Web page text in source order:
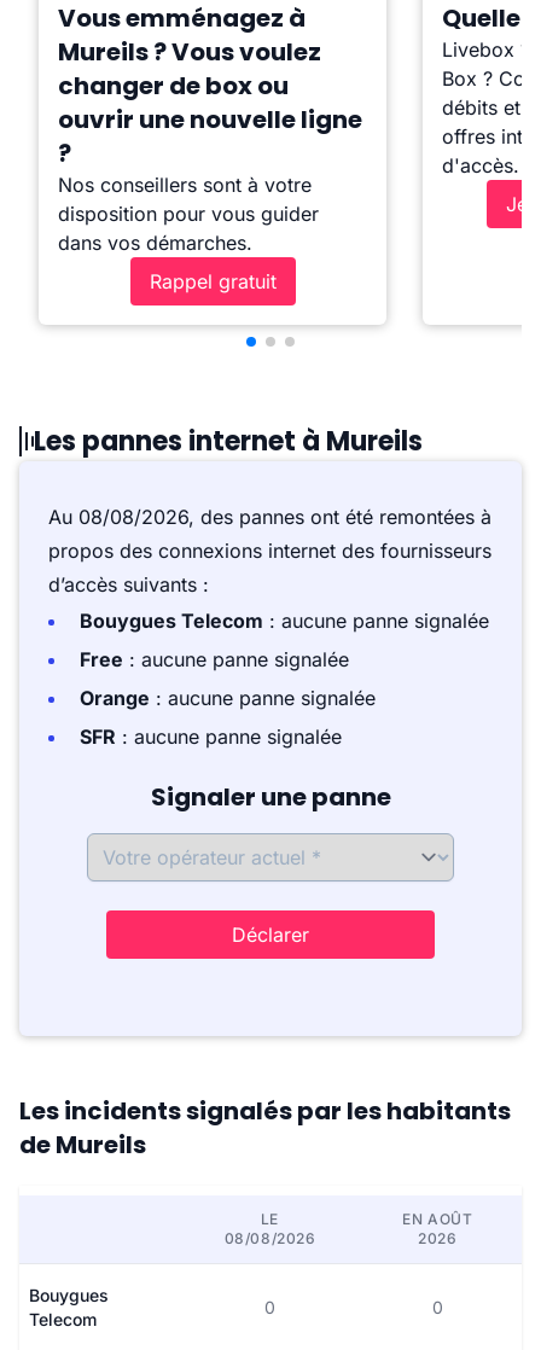
Vous emménagez à
Mureils ? Vous voulez
changer de box ou
ouvrir une nouvelle ligne
?
Nos conseillers sont à votre
disposition pour vous guider
dans vos démarches.
Rappel gratuit
Quelle
Livebox ?
Box ?
débits et
offres
d'accès.
Je
Les pannes internet à Mureils
Au 08/08/2026, des pannes ont été remontées à
propos des connexions internet des fournisseurs
d’accès suivants :
Bouygues Telecom : aucune panne signalée
Free : aucune panne signalée
Orange : aucune panne signalée
SFR : aucune panne signalée
Signaler une panne
Déclarer
Les incidents signalés par les habitants
de Mureils
LE
08/08/2026
EN AOÛT
2026
Bouygues
Telecom
0 0